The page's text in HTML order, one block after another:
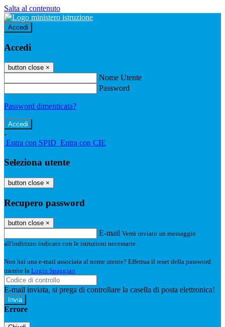
Salta al contenuto
Accedi
Accedi
button close ×
Nome Utente
Password
Password dimenticata?
-
Entra con SPID Entra con CIE
Seleziona utente
button close ×
Recupero password
button close ×
E-mail Verrà inviato un messaggio
all'indirizzo indicato con le istruzioni necessarie.
Non hai una e-mail associata al nome utente? Effettua il reset della password
tramite la Login Spaggiari
E-mail inviata, si prega di controllare la casella di posta elettronica!
Errore